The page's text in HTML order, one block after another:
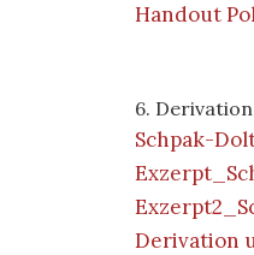
Handout
6. Derivation
Schpak-Dolt
Derivation